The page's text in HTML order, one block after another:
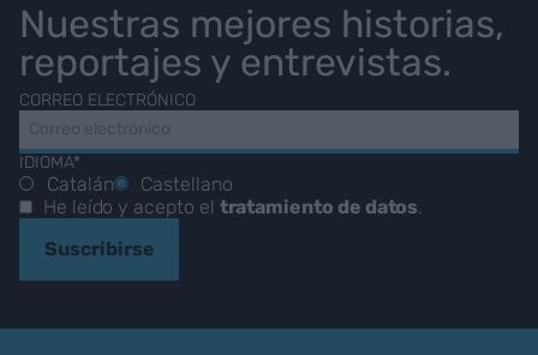
Nuestras mejores historias,
reportajes y entrevistas.
CORREO ELECTRÓNICO
IDIOMA*
Catalán
Castellano
He leído y acepto el tratamiento de datos.
Suscribirse